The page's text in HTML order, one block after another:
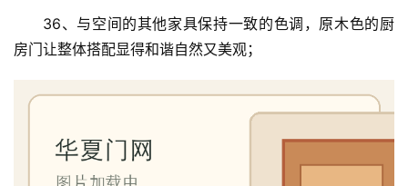
36、与空间的其他家具保持一致的色调，原木色的厨
房门让整体搭配显得和谐自然又美观；